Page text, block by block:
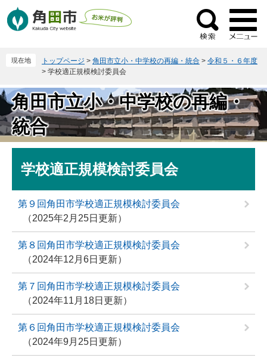
ー
で
す
。
ニ
ば
し
て
本
検
索
現在地 トップページ > 角田市立小・中学校の再編・統合 > 令和５・６年度
> 学校適正規模検討委員会
角田市立小・中学校の再編・
統合
文学校適正規模検討委員会
第９回角田市学校適正規模検討委員会
2025年2月25日更新
第８回角田市学校適正規模検討委員会
2024年12月6日更新
第７回角田市学校適正規模検討委員会
2024年11月18日更新
第６回角田市学校適正規模検討委員会
2024年9月25日更新